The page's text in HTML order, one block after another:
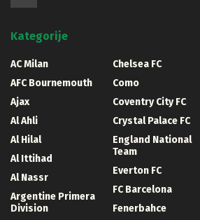
Kategorije
AC Milan
AFC Bournemouth
Ajax
Al Ahli
Al Hilal
Al Ittihad
Al Nassr
Argentine Primera
Division
Chelsea FC
Como
Coventry City FC
Crystal Palace FC
England National
Team
Everton FC
FC Barcelona
Fenerbahce